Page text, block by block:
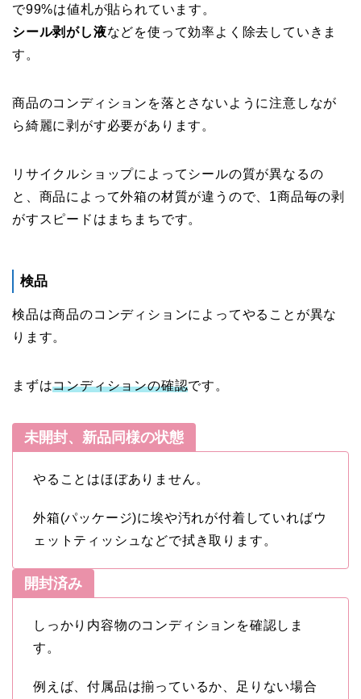
で99%は値札が貼られています。
シール剥がし液などを使って効率よく除去していきま
す。
商品のコンディションを落とさないように注意しなが
ら綺麗に剥がす必要があります。
リサイクルショップによってシールの質が異なるの
と、商品によって外箱の材質が違うので、1商品毎の剥
がすスピードはまちまちです。
検品
検品は商品のコンディションによってやることが異な
ります。
まずはコンディションの確認です。
未開封、新品同様の状態
やることはほぼありません。
外箱(パッケージ)に埃や汚れが付着していればウ
ェットティッシュなどで拭き取ります。
開封済み
しっかり内容物のコンディションを確認しま
す。
例えば、付属品は揃っているか、足りない場合